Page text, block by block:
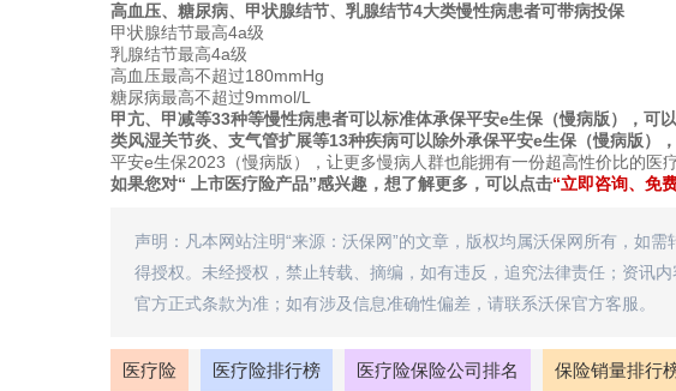
高血压、糖尿病、甲状腺结节、乳腺结节4大类慢性病患者可带病投保
甲状腺结节最高4a级
乳腺结节最高4a级
高血压最高不超过180mmHg
糖尿病最高不超过9mmol/L
甲亢、甲减等33种等慢性病患者可以标准体承保平安e生保（慢病版），可以
类风湿关节炎、支气管扩展等13种疾病可以除外承保平安e生保（慢病版）
平安e生保2023（慢病版），让更多慢病人群也能拥有一份超高性价比的医
如果您对“ 上市医疗险产品”感兴趣，想了解更多，可以点击“立即咨询、免
声明：凡本网站注明“来源：沃保网”的文章，版权均属沃保网所有，如需
得授权。未经授权，禁止转载、摘编，如有违反，追究法律责任；资讯
官方正式条款为准；如有涉及信息准确性偏差，请联系沃保官方客服。
医疗险 医疗险排行榜 医疗险保险公司排名 保险销量排行